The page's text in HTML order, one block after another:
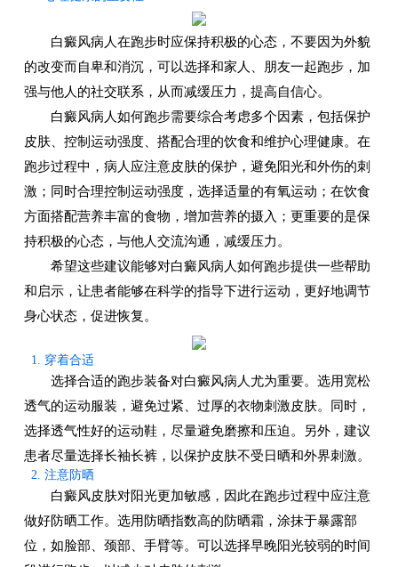
白癜风病人在跑步时应保持积极的心态，不要因为外貌
的改变而自卑和消沉，可以选择和家人、朋友一起跑步，加
强与他人的社交联系，从而减缓压力，提高自信心。
白癜风病人如何跑步需要综合考虑多个因素，包括保护
皮肤、控制运动强度、搭配合理的饮食和维护心理健康。在
跑步过程中，病人应注意皮肤的保护，避免阳光和外伤的刺
激；同时合理控制运动强度，选择适量的有氧运动；在饮食
方面搭配营养丰富的食物，增加营养的摄入；更重要的是保
持积极的心态，与他人交流沟通，减缓压力。
希望这些建议能够对白癜风病人如何跑步提供一些帮助
和启示，让患者能够在科学的指导下进行运动，更好地调节
身心状态，促进恢复。
1. 穿着合适
选择合适的跑步装备对白癜风病人尤为重要。选用宽松
透气的运动服装，避免过紧、过厚的衣物刺激皮肤。同时，
选择透气性好的运动鞋，尽量避免磨擦和压迫。另外，建议
患者尽量选择长袖长裤，以保护皮肤不受日晒和外界刺激。
2. 注意防晒
白癜风皮肤对阳光更加敏感，因此在跑步过程中应注意
做好防晒工作。选用防晒指数高的防晒霜，涂抹于暴露部
位，如脸部、颈部、手臂等。可以选择早晚阳光较弱的时间